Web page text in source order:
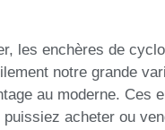
les enchères de
notre grande
au moderne. Ces
acheter ou